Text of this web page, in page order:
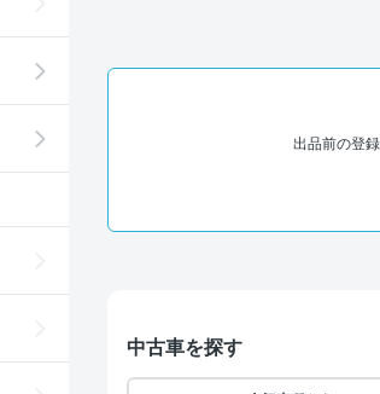
出品前の登
中古車を探す